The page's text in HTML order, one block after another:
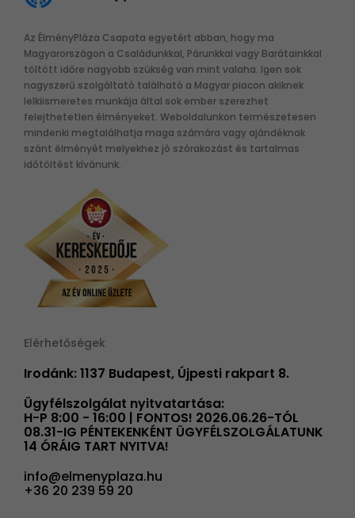
Az ÉlményPláza Csapata egyetért abban, hogy ma
Magyarországon a Családunkkal, Párunkkal vagy Barátainkkal
töltött időre nagyobb szükség van mint valaha. Igen sok
nagyszerű szolgáltató található a Magyar piacon akiknek
lelkiismeretes munkája által sok ember szerezhet
felejthetetlen élményeket. Weboldalunkon természetesen
mindenki megtalálhatja maga számára vagy ajándéknak
szánt élményét melyekhez jó szórakozást és tartalmas
időtöltést kívánunk.
Elérhetőségek
Irodánk: 1137 Budapest, Újpesti rakpart 8.
Ügyfélszolgálat nyitvatartása:
H-P 8:00 - 16:00 | FONTOS! 2026.06.26-TÓL
08.31-IG PÉNTEKENKÉNT ÜGYFÉLSZOLGÁLATUNK
14 ÓRÁIG TART NYITVA!
info@elmenyplaza.hu
+36 20 239 59 20